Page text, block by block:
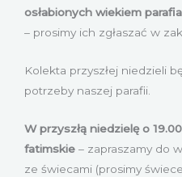
osłabionych wiekiem
– prosimy ich zgłaszać w
Kolekta przyszłej niedzieli
potrzeby naszej parafii.
W przyszłą niedzielę o
fatimskie – zapraszamy do
ze świecami (prosimy